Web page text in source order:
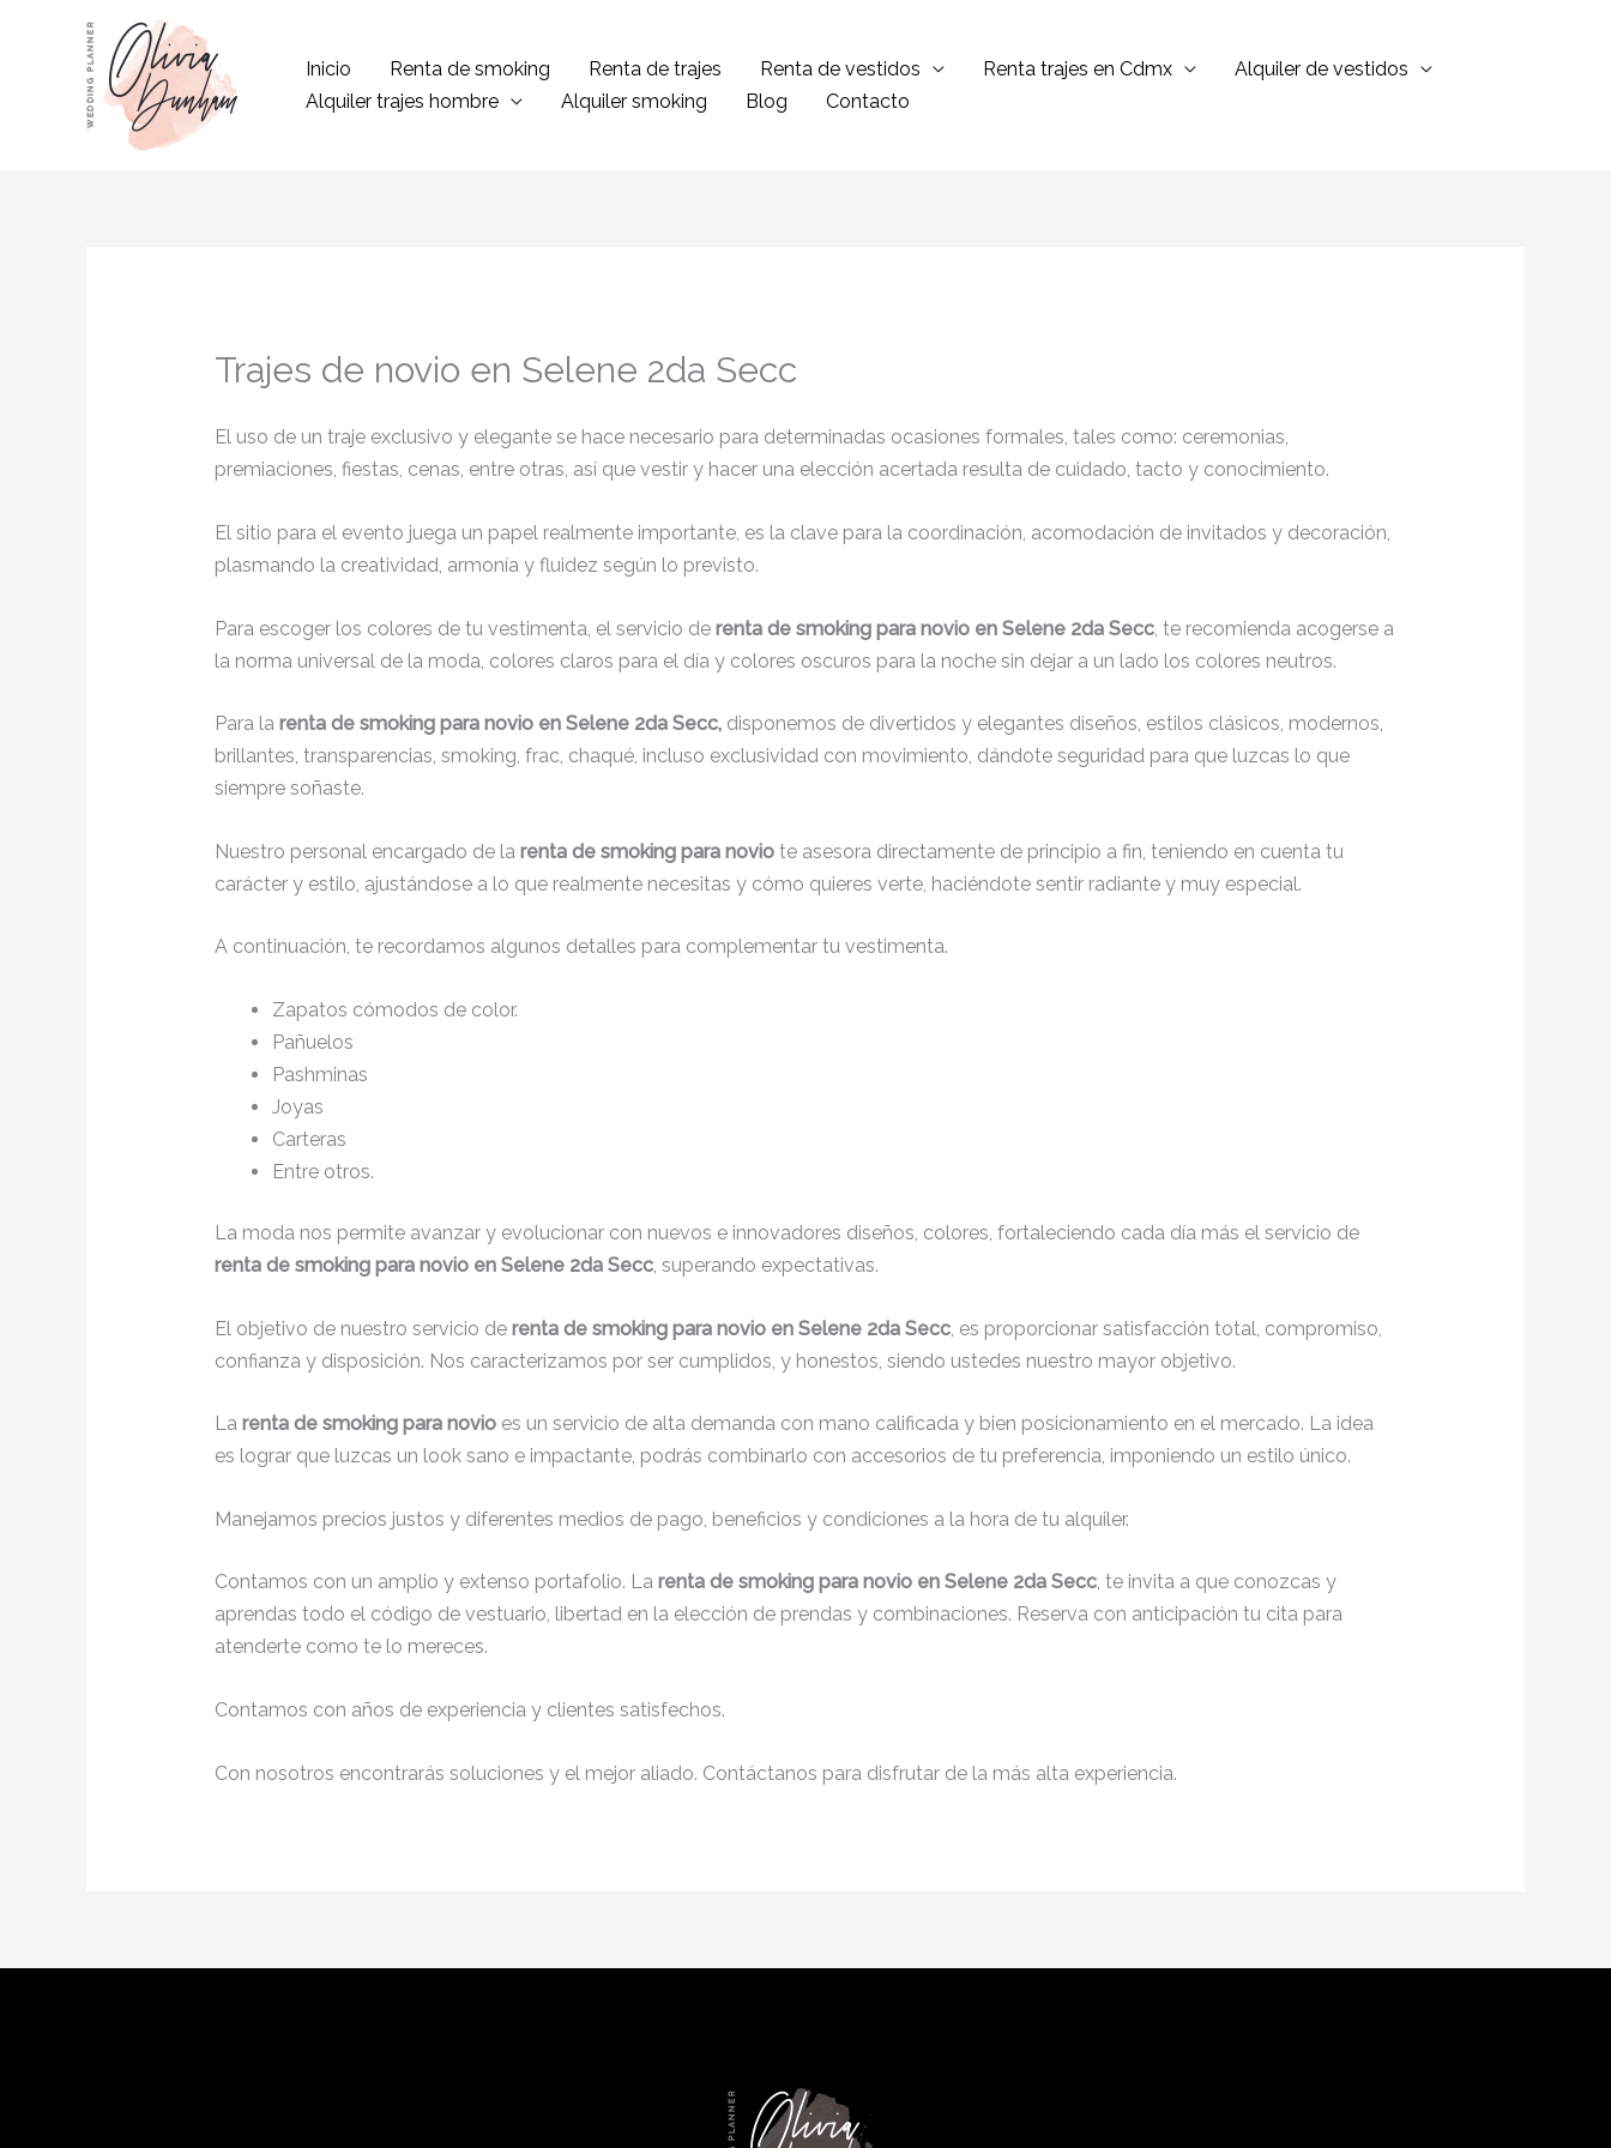
contenido
Inicio Renta de smoking Renta de trajes Renta de vestidos Renta trajes en Cdmx
Alquiler de vestidos
Alquiler trajes hombre
Alquiler smoking Blog Contacto
Trajes de novio en Selene 2da Secc
El uso de un traje exclusivo y elegante se hace necesario para determinadas ocasiones formales, tales como: ceremonias,
premiaciones, fiestas, cenas, entre otras, así que vestir y hacer una elección acertada resulta de cuidado, tacto y conocimiento.
El sitio para el evento juega un papel realmente importante, es la clave para la coordinación, acomodación de invitados y decoración,
plasmando la creatividad, armonía y fluidez según lo previsto.
Para escoger los colores de tu vestimenta, el servicio de renta de smoking para novio en Selene 2da Secc, te recomienda acogerse a
la norma universal de la moda, colores claros para el día y colores oscuros para la noche sin dejar a un lado los colores neutros.
Para la renta de smoking para novio en Selene 2da Secc, disponemos de divertidos y elegantes diseños, estilos clásicos, modernos,
brillantes, transparencias, smoking, frac, chaqué, incluso exclusividad con movimiento, dándote seguridad para que luzcas lo que
siempre soñaste.
Nuestro personal encargado de la renta de smoking para noviote asesora directamente de principio a fin, teniendo en cuenta tu
carácter y estilo, ajustándose a lo que realmente necesitas y cómo quieres verte, haciéndote sentir radiante y muy especial.
A continuación, te recordamos algunos detalles para complementar tu vestimenta.
Zapatos cómodos de color.
Pañuelos
Pashminas
Joyas
Carteras
Entre otros.
La moda nos permite avanzar y evolucionar con nuevos e innovadores diseños, colores, fortaleciendo cada día más el servicio de
renta de smoking para novio en Selene 2da Secc, superando expectativas.
El objetivo de nuestro servicio de renta de smoking para novio en Selene 2da Secc, es proporcionar satisfacción total, compromiso,
confianza y disposición. Nos caracterizamos por ser cumplidos, y honestos, siendo ustedes nuestro mayor objetivo.
La renta de smoking para novio es un servicio de alta demanda con mano calificada y bien posicionamiento en el mercado. La idea
es lograr que luzcas un look sano e impactante, podrás combinarlo con accesorios de tu preferencia, imponiendo un estilo único.
Manejamos precios justos y diferentes medios de pago, beneficios y condiciones a la hora de tu alquiler.
Contamos con un amplio y extenso portafolio. La renta de smoking para novio en Selene 2da Secc, te invita a que conozcas y
aprendas todo el código de vestuario, libertad en la elección de prendas y combinaciones. Reserva con anticipación tu cita para
atenderte como te lo mereces.
Contamos con años de experiencia y clientes satisfechos.
Con nosotros encontrarás soluciones y el mejor aliado. Contáctanos para disfrutar de la más alta experiencia.